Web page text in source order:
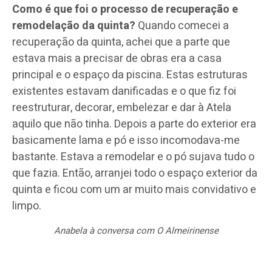
Como é que foi o processo de recuperação e
remodelação da quinta? Quando comecei a
recuperação da quinta, achei que a parte que
estava mais a precisar de obras era a casa
principal e o espaço da piscina. Estas estruturas
existentes estavam danificadas e o que fiz foi
reestruturar, decorar, embelezar e dar à Atela
aquilo que não tinha. Depois a parte do exterior era
basicamente lama e pó e isso incomodava-me
bastante. Estava a remodelar e o pó sujava tudo o
que fazia. Então, arranjei todo o espaço exterior da
quinta e ficou com um ar muito mais convidativo e
limpo.
Anabela à conversa com O Almeirinense